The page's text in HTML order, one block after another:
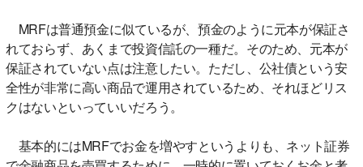
MRFは普通預金に似ているが、預金のように元本が保証さ
れておらず、あくまで投資信託の一種だ。そのため、元本が
保証されていない点は注意したい。ただし、公社債という安
全性が非常に高い商品で運用されているため、それほどリス
クはないといっていいだろう。
基本的にはMRFでお金を増やすというよりも、ネット証券